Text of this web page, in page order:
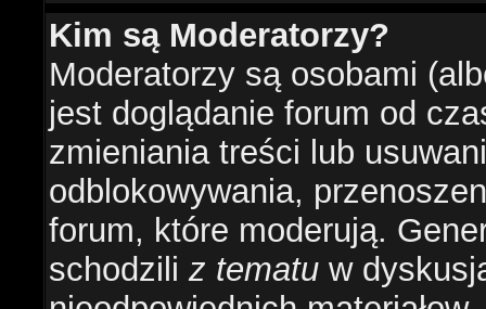
Kim są Moderatorzy?
Moderatorzy są osobami
jest doglądanie forum od
zmieniania treści lub
odblokowywania,
forum, które moderują.
schodzili z tematu w